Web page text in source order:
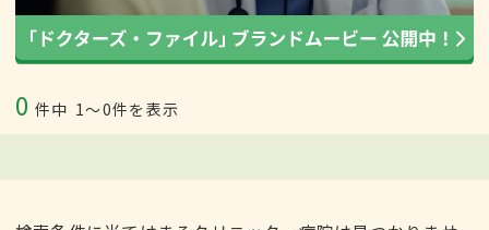
0 件中 1〜0件を表示